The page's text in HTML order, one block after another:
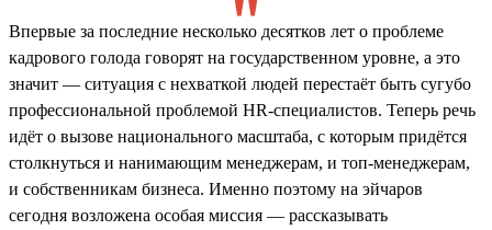
Впервые за последние несколько десятков лет о проблеме
кадрового голода говорят на государственном уровне, а это
значит — ситуация с нехваткой людей перестаёт быть сугубо
профессиональной проблемой HR-специалистов. Теперь речь
идёт о вызове национального масштаба, с которым придётся
столкнуться и нанимающим менеджерам, и топ-менеджерам,
и собственникам бизнеса. Именно поэтому на эйчаров
сегодня возложена особая миссия — рассказывать